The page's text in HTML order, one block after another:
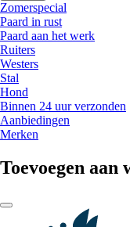
Zomerspecial
Paard in rust
Paard aan het werk
Ruiters
Westers
Stal
Hond
Binnen 24 uur verzonden
Aanbiedingen
Merken
Toevoegen aan